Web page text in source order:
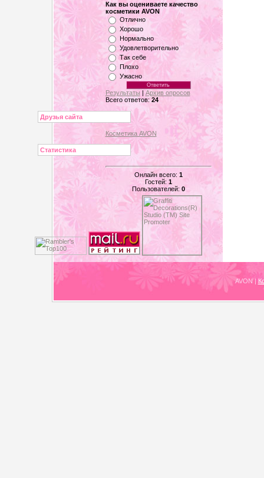
Как вы оцениваете качество
косметики AVON
Отлично
Хорошо
Нормально
Удовлетворительно
Так себе
Плохо
Ужасно
Результаты
Архив опросов
Всего ответов: 24
Друзья сайта
Косметика AVON
Статистика
Онлайн всего: 1
Гостей: 1
Пользователей: 0
AVON|